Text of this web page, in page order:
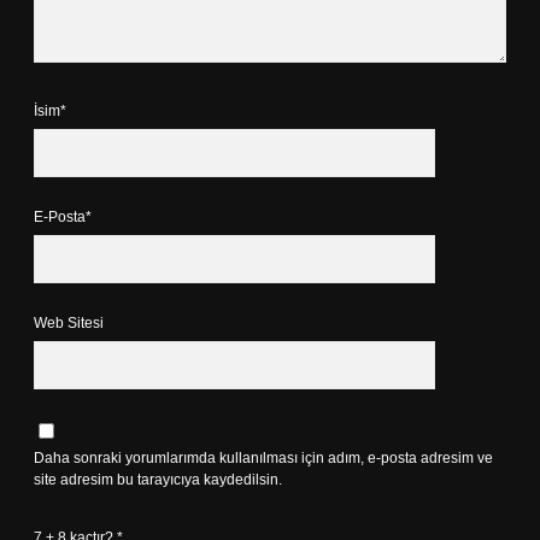
İsim*
E-Posta*
Web Sitesi
Daha sonraki yorumlarımda kullanılması için adım, e-posta adresim ve
site adresim bu tarayıcıya kaydedilsin.